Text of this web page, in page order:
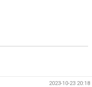
2023-10-23 20:18